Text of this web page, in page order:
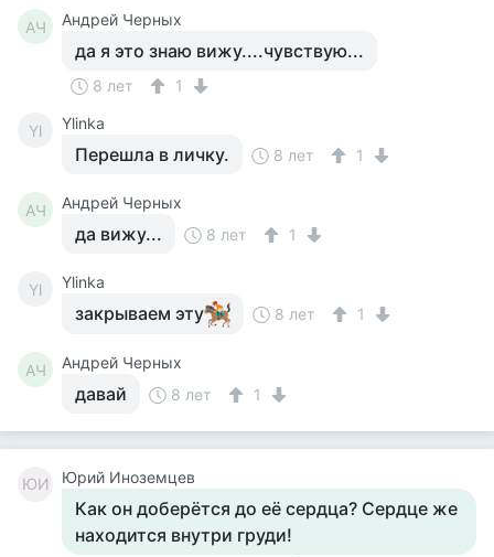
АЧ Андрей Черных
да я это знаю вижу....чувствую...
8 лет 1
Yl Ylinka
Перешла в личку. 8 лет 1
АЧ Андрей Черных
да вижу... 8 лет 1
Yl Ylinka
закрываем эту 8 лет 1
АЧ Андрей Черных
давай 8 лет 1
ЮИ Юрий Иноземцев
Как он доберётся до её сердца? Сердце же
находится внутри груди!